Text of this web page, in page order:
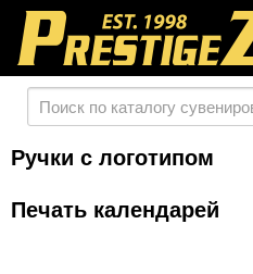
Ручки с логотипом
Печать календарей